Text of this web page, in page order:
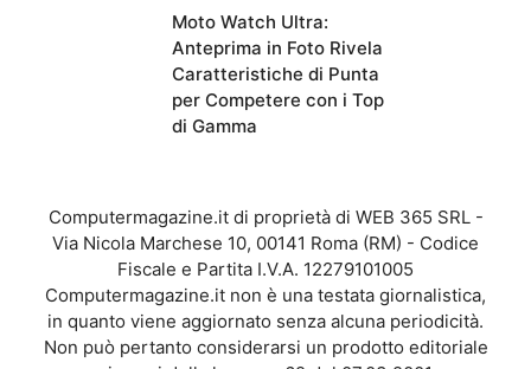
Moto Watch Ultra:
Anteprima in Foto Rivela
Caratteristiche di Punta
per Competere con i Top
di Gamma
Computermagazine.it di proprietà di WEB 365 SRL -
Via Nicola Marchese 10, 00141 Roma (RM) - Codice
Fiscale e Partita I.V.A. 12279101005
Computermagazine.it non è una testata giornalistica,
in quanto viene aggiornato senza alcuna periodicità.
Non può pertanto considerarsi un prodotto editoriale